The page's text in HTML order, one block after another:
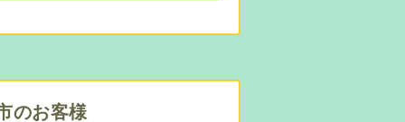
のお客様